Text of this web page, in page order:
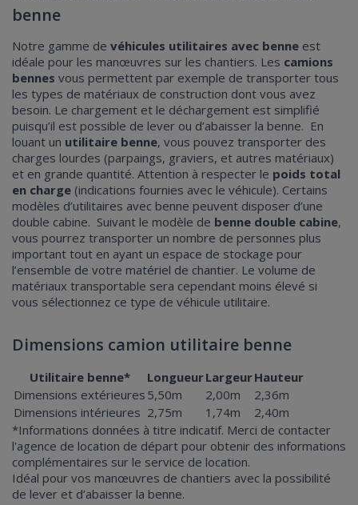
benne
Notre gamme de véhicules utilitaires avec benne est
idéale pour les manœuvres sur les chantiers. Les camions
bennes vous permettent par exemple de transporter tous
les types de matériaux de construction dont vous avez
besoin. Le chargement et le déchargement est simplifié
puisqu’il est possible de lever ou d’abaisser la benne. En
louant un utilitaire benne, vous pouvez transporter des
charges lourdes (parpaings, graviers, et autres matériaux)
et en grande quantité. Attention à respecter le poids total
en charge (indications fournies avec le véhicule). Certains
modèles d’utilitaires avec benne peuvent disposer d’une
double cabine. Suivant le modèle de benne double cabine,
vous pourrez transporter un nombre de personnes plus
important tout en ayant un espace de stockage pour
l’ensemble de votre matériel de chantier. Le volume de
matériaux transportable sera cependant moins élevé si
vous sélectionnez ce type de véhicule utilitaire.
Dimensions camion utilitaire benne
Utilitaire benne* LongueurLargeurHauteur
Dimensions extérieures 5,50m 2,00m
2,36m
Dimensions intérieures 2,75m 1,74m
2,40m
*Informations données à titre indicatif. Merci de contacter
l'agence de location de départ pour obtenir des informations
complémentaires sur le service de location.
Idéal pour vos manœuvres de chantiers avec la possibilité
de lever et d’abaisser la benne.